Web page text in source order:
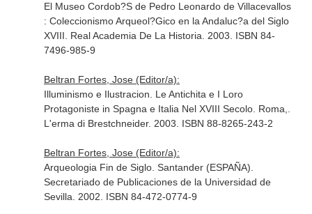
El Museo Cordob?S de Pedro Leonardo de Villacevallos
: Coleccionismo Arqueol?Gico en la Andaluc?a del Siglo
XVIII. Real Academia De La Historia. 2003. ISBN 84-
7496-985-9
Beltran Fortes, Jose (Editor/a):
Illuminismo e Ilustracion. Le Antichita e I Loro
Protagoniste in Spagna e Italia Nel XVIII Secolo. Roma,.
L'erma di Brestchneider. 2003. ISBN 88-8265-243-2
Beltran Fortes, Jose (Editor/a):
Arqueologia Fin de Siglo. Santander (ESPAÑA).
Secretariado de Publicaciones de la Universidad de
Sevilla. 2002. ISBN 84-472-0774-9